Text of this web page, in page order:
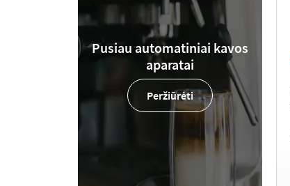
Pusiau automatiniai kavos
aparatai
Peržiūrėti